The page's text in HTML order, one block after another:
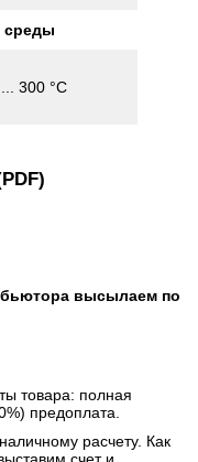
среды
300 °C
высылаем по
товара: полная
предоплата.
расчету. Как